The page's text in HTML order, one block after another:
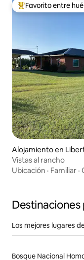
Favorito entre
Favorito entre
Alojamiento en
Vistas al rancho
Ubicación · Familiar ·
Los mejores lugares
Bosque Nacional